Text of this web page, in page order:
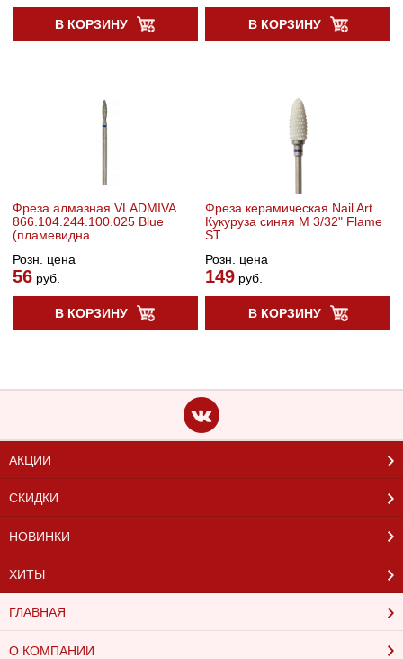
В КОРЗИНУ В КОРЗИНУ
Фреза алмазная VLADMIVA
866.104.244.100.025 Blue
(пламевидна...
Розн. цена
56руб.
В КОРЗИНУ
Фреза керамическая Nail Art
Кукуруза синяя M 3/32" Flame
ST ...
Розн. цена
149 руб.
В КОРЗИНУ
АКЦИИ
СКИДКИ
НОВИНКИ
ХИТЫ
ГЛАВНАЯ
О КОМПАНИИ